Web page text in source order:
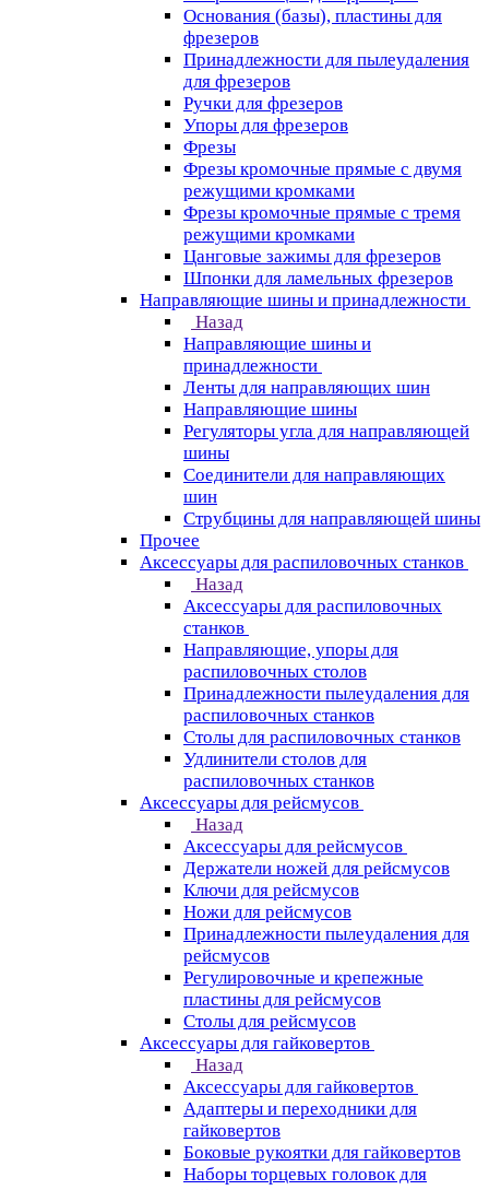
Основания (базы), пластины для
фрезеров
Принадлежности для пылеудаления
для фрезеров
Ручки для фрезеров
Упоры для фрезеров
Фрезы
Фрезы кромочные прямые с двумя
режущими кромками
Фрезы кромочные прямые с тремя
режущими кромками
Цанговые зажимы для фрезеров
Шпонки для ламельных фрезеров
Направляющие шины и принадлежности
Назад
Направляющие шины и
принадлежности
Ленты для направляющих шин
Направляющие шины
Регуляторы угла для направляющей
шины
Соединители для направляющих
шин
Струбцины для направляющей шины
Прочее
Аксессуары для распиловочных станков
Назад
Аксессуары для распиловочных
станков
Направляющие, упоры для
распиловочных столов
Принадлежности пылеудаления для
распиловочных станков
Столы для распиловочных станков
Удлинители столов для
распиловочных станков
Аксессуары для рейсмусов
Назад
Аксессуары для рейсмусов
Держатели ножей для рейсмусов
Ключи для рейсмусов
Ножи для рейсмусов
Принадлежности пылеудаления для
рейсмусов
Регулировочные и крепежные
пластины для рейсмусов
Столы для рейсмусов
Аксессуары для гайковертов
Назад
Аксессуары для гайковертов
Адаптеры и переходники для
гайковертов
Боковые рукоятки для гайковертов
Наборы торцевых головок для